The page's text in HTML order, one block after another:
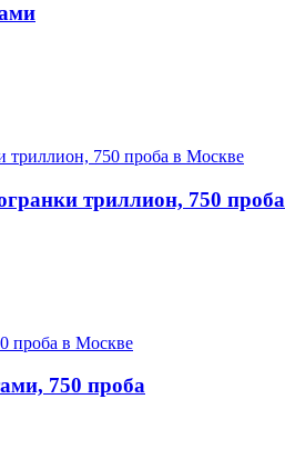
триллион, 750 проба
750 проба